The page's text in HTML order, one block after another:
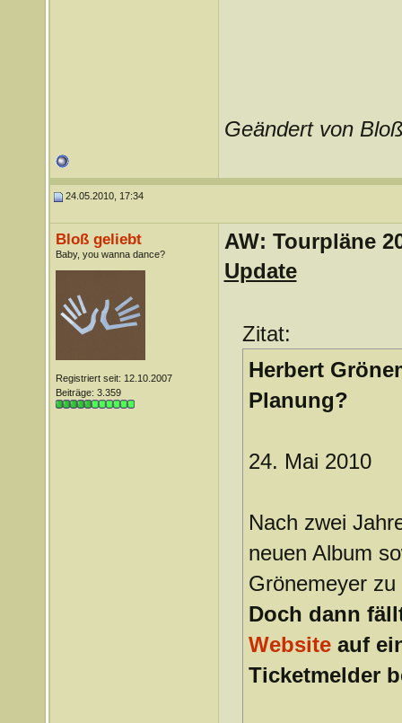
Geändert von
24.05.2010, 17:34
Bloß geliebt
Baby, you wanna dance?
Registriert seit: 12.10.2007
Beiträge: 3.359
AW: Tourpläne
Update
Zitat:
Herbert
Planung?
24. Mai 2010
Nach zwei
neuen Album
Grönemeyer
Doch dann
Websiteauf
Ticketmelder